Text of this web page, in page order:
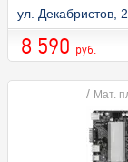
ул. Декабристов,
8 590 руб.
/ Мат.